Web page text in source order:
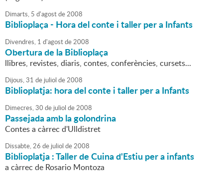
Dimarts, 5 d'agostde2008
Biblioplaça - Hora del conte i taller per a Infants
Divendres, 1 d'agostde2008
Obertura de la Biblioplaça
llibres, revistes, diaris, contes, conferències, cursets...
Dijous,31 de juliol de2008
Biblioplatja: hora del conte i taller per a Infants
Dimecres,30 de juliol de2008
Passejada amb la golondrina
Contes a càrrec d'Ulldistret
Dissabte,26 de juliol de2008
Biblioplatja : Taller de Cuina d'Estiu per a infants
a càrrec de Rosario Montoza